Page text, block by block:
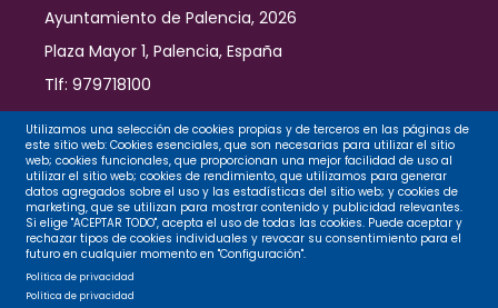
Ayuntamiento de Palencia, 2026
Plaza Mayor 1, Palencia, España
Tlf: 979718100
Contacto
Legal
Privacidad
Utilizamos una selección de cookies propias y de terceros en las páginas de
este sitio web: Cookies esenciales, que son necesarias para utilizar el sitio
web; cookies funcionales, que proporcionan una mejor facilidad de uso al
utilizar el sitio web; cookies de rendimiento, que utilizamos para generar
datos agregados sobre el uso y las estadísticas del sitio web; y cookies de
marketing, que se utilizan para mostrar contenido y publicidad relevantes.
Si elige "ACEPTAR TODO", acepta el uso de todas las cookies. Puede aceptar y
rechazar tipos de cookies individuales y revocar su consentimiento para el
futuro en cualquier momento en "Configuración".
Política de privacidad
Política de privacidad